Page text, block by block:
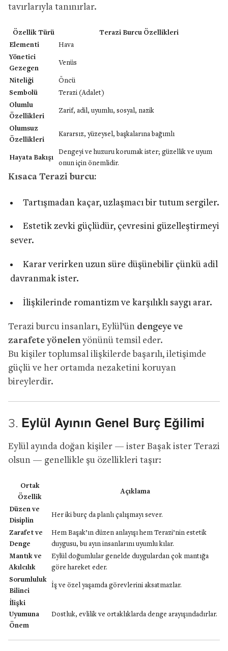
tavırlarıyla tanınırlar.
Özellik Türü
Terazi Burcu Özellikleri
Elementi
Hava
Yönetici
Gezegen
Venüs
Niteliği
Öncü
Sembolü
Terazi (Adalet)
Olumlu
Özellikleri
Zarif, adil, uyumlu, sosyal, nazik
Olumsuz
Özellikleri
Kararsız, yüzeysel, başkalarına bağımlı
Hayata Bakışı
Dengeyi ve huzuru korumak ister; güzellik ve uyum
onun için önemlidir.
Kısaca Terazi burcu:
Tartışmadan kaçar, uzlaşmacı bir tutum sergiler.
Estetik zevki güçlüdür, çevresini güzelleştirmeyi
sever.
Karar verirken uzun süre düşünebilir çünkü adil
davranmak ister.
İlişkilerinde romantizm ve karşılıklı saygı arar.
Terazi burcu insanları, Eylül’ün dengeye ve
zarafete yönelenyönünü temsil eder.
Bu kişiler toplumsal ilişkilerde başarılı, iletişimde
güçlü ve her ortamda nezaketini koruyan
bireylerdir.
3. Eylül Ayının Genel Burç Eğilimi
Eylül ayında doğan kişiler — ister Başak ister Terazi
olsun — genellikle şu özellikleri taşır:
Ortak
Özellik
Açıklama
Düzen ve
Disiplin
Her iki burç da planlı çalışmayı sever.
Zarafet ve
Denge
Hem Başak’ın düzen anlayışı hem Terazi’nin estetik
duygusu, bu ayın insanlarını uyumlu kılar.
Mantık ve
Akılcılık
Eylül doğumlular genelde duygulardan çok mantığa
göre hareket eder.
Sorumluluk
Bilinci
İş ve özel yaşamda görevlerini aksatmazlar.
İlişki
Uyumuna
Önem
Dostluk, evlilik ve ortaklıklarda denge arayışındadırlar.